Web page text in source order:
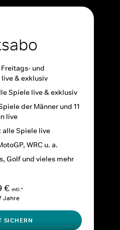
und
& exklusiv
Spiele live & exklusiv
der Männer und 11
live
alle Spiele live
WRC u. a.
Golf und vieles mehr
€ mtl.*
Jahre
SICHERN